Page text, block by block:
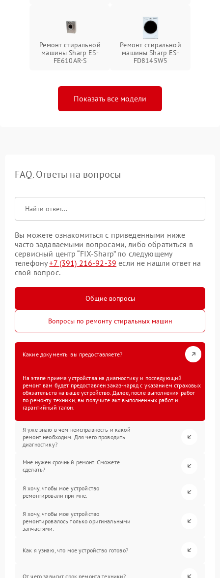
Ремонт стиральной
машины Sharp ES-
FE610AR-S
Ремонт стиральной
машины Sharp ES-
FD8145W5
Показать все модели
FAQ. Ответы на вопросы
Вы можете ознакомиться с приведенными ниже
часто задаваемыми вопросами, либо обратиться в
сервисный центр “FIX-Sharp” по следующему
телефону+7 (391) 216-92-39 если не нашли ответ на
свой вопрос.
Общие вопросы
Вопросы по ремонту стиральных машин
Какие документы вы предоставляете?
На этапе приема устройства на диагностику и последующий
ремонт вам будет предоставлен заказ-наряд с указанием страховых
обязательств на ваше устройство. Далее, после выполнения работ
по ремонту техники, вы получите акт выполненных работ и
гарантийный талон.
Я уже знаю в чем неисправность и какой
ремонт необходим. Для чего проводить
диагностику?
Мне нужен срочный ремонт. Сможете
сделать?
Я хочу, чтобы мое устройство
ремонтировали при мне.
Я хочу, чтобы мое устройство
ремонтировалось только оригинальными
запчастями.
Как я узнаю, что мое устройство готово?
От чего зависит срок ремонта техники?